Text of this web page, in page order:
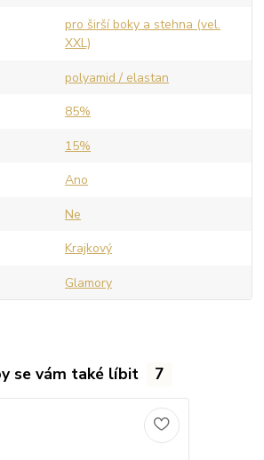
pro širší boky a stehna (vel.
XXL)
polyamid / elastan
85%
15%
Ano
Ne
Krajkový
Glamory
se vám také líbit 7